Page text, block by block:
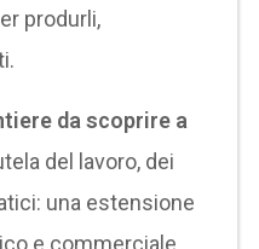
produrli,
da scoprire a
del lavoro, dei
una estensione
e commerciale,